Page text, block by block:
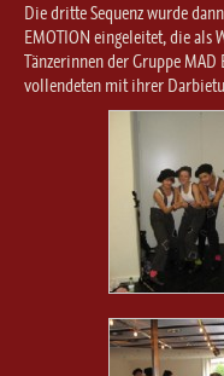
Die dritte Sequenz wurde
EMOTION eingeleitet, die als
Tänzerinnen der Gruppe MAD
vollendeten mit ihrer